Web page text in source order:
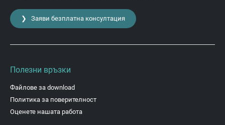
❯ Заяви безплатна консултация
Полезни връзки
Файлове за download
Политика за поверителност
Оценете нашата работа